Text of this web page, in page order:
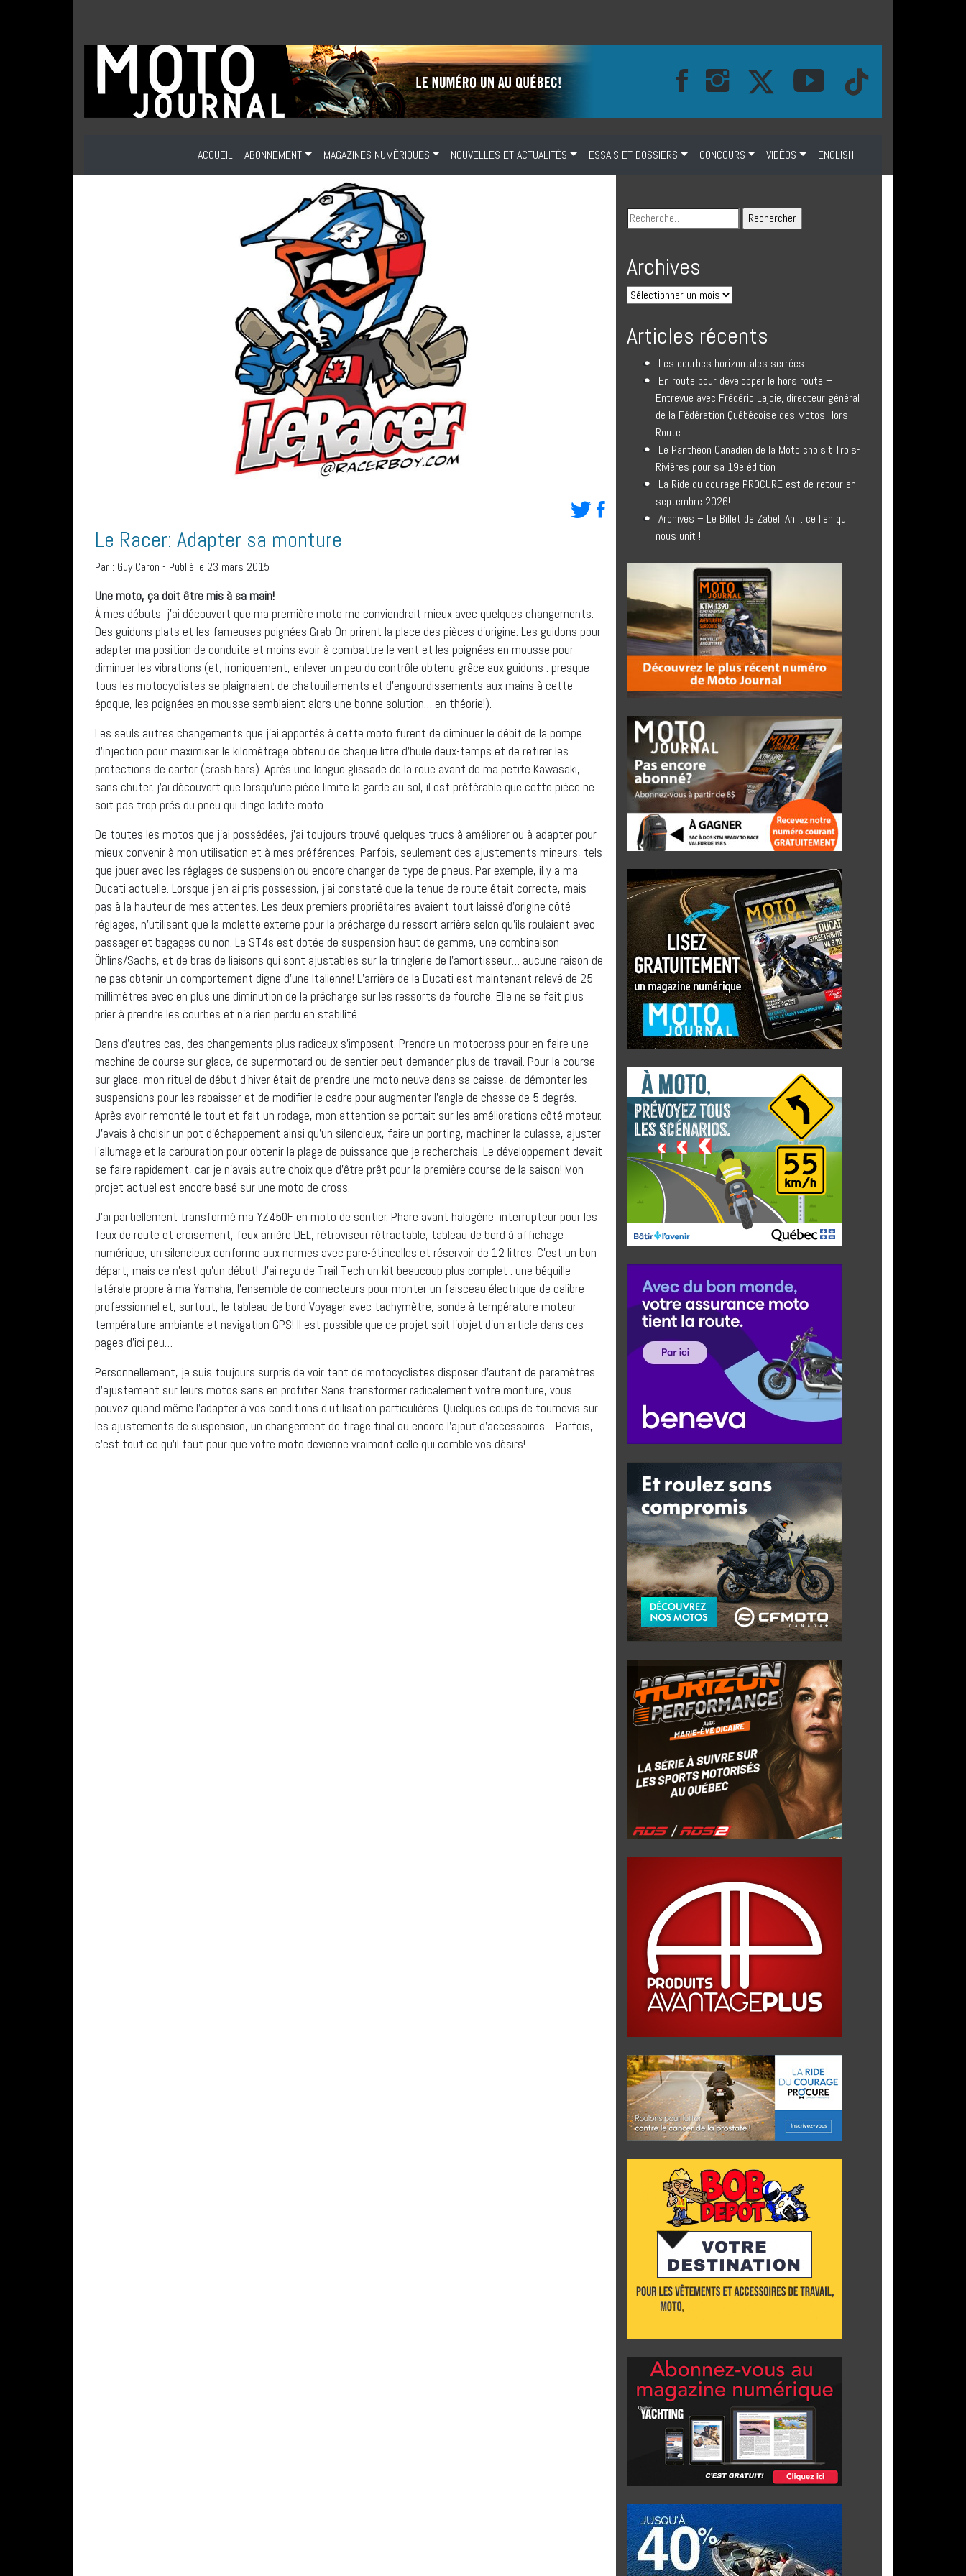
ACCUEIL ABONNEMENT MAGAZINES NUMÉRIQUES NOUVELLES ET ACTUALITÉS ESSAIS ET DOSSIERS CONCOURS VIDÉOS ENGLISH
Le Racer: Adapter sa monture
Par : Guy Caron - Publié le 23 mars 2015
Une moto, ça doit être mis à sa main!
À mes débuts, j’ai découvert que ma première moto me conviendrait mieux avec quelques changements.
Des guidons plats et les fameuses poignées Grab-On prirent la place des pièces d’origine. Les guidons pour
adapter ma position de conduite et moins avoir à combattre le vent et les poignées en mousse pour
diminuer les vibrations (et, ironiquement, enlever un peu du contrôle obtenu grâce aux guidons : presque
tous les motocyclistes se plaignaient de chatouillements et d’engourdissements aux mains à cette
époque, les poignées en mousse semblaient alors une bonne solution… en théorie!).
Les seuls autres changements que j’ai apportés à cette moto furent de diminuer le débit de la pompe
d’injection pour maximiser le kilométrage obtenu de chaque litre d’huile deux-temps et de retirer les
protections de carter (crash bars). Après une longue glissade de la roue avant de ma petite Kawasaki,
sans chuter, j’ai découvert que lorsqu’une pièce limite la garde au sol, il est préférable que cette pièce ne
soit pas trop près du pneu qui dirige ladite moto.
De toutes les motos que j’ai possédées, j’ai toujours trouvé quelques trucs à améliorer ou à adapter pour
mieux convenir à mon utilisation et à mes préférences. Parfois, seulement des ajustements mineurs, tels
que jouer avec les réglages de suspension ou encore changer de type de pneus. Par exemple, il y a ma
Ducati actuelle. Lorsque j’en ai pris possession, j’ai constaté que la tenue de route était correcte, mais
pas à la hauteur de mes attentes. Les deux premiers propriétaires avaient tout laissé d’origine côté
réglages, n’utilisant que la molette externe pour la précharge du ressort arrière selon qu’ils roulaient avec
passager et bagages ou non. La ST4s est dotée de suspension haut de gamme, une combinaison
Öhlins/Sachs, et de bras de liaisons qui sont ajustables sur la tringlerie de l’amortisseur… aucune raison de
ne pas obtenir un comportement digne d’une Italienne! L’arrière de la Ducati est maintenant relevé de 25
millimètres avec en plus une diminution de la précharge sur les ressorts de fourche. Elle ne se fait plus
prier à prendre les courbes et n’a rien perdu en stabilité.
Dans d’autres cas, des changements plus radicaux s’imposent. Prendre un motocross pour en faire une
machine de course sur glace, de supermotard ou de sentier peut demander plus de travail. Pour la course
sur glace, mon rituel de début d’hiver était de prendre une moto neuve dans sa caisse, de démonter les
suspensions pour les rabaisser et de modifier le cadre pour augmenter l’angle de chasse de 5 degrés.
Après avoir remonté le tout et fait un rodage, mon attention se portait sur les améliorations côté moteur.
J’avais à choisir un pot d’échappement ainsi qu’un silencieux, faire un porting, machiner la culasse, ajuster
l’allumage et la carburation pour obtenir la plage de puissance que je recherchais. Le développement devait
se faire rapidement, car je n’avais autre choix que d’être prêt pour la première course de la saison! Mon
projet actuel est encore basé sur une moto de cross.
J’ai partiellement transformé ma YZ450F en moto de sentier. Phare avant halogène, interrupteur pour les
feux de route et croisement, feux arrière DEL, rétroviseur rétractable, tableau de bord à affichage
numérique, un silencieux conforme aux normes avec pare-étincelles et réservoir de 12 litres. C’est un bon
départ, mais ce n’est qu’un début! J’ai reçu de Trail Tech un kit beaucoup plus complet : une béquille
latérale propre à ma Yamaha, l’ensemble de connecteurs pour monter un faisceau électrique de calibre
professionnel et, surtout, le tableau de bord Voyager avec tachymètre, sonde à température moteur,
température ambiante et navigation GPS! Il est possible que ce projet soit l’objet d’un article dans ces
pages d’ici peu…
Personnellement, je suis toujours surpris de voir tant de motocyclistes disposer d’autant de paramètres
d’ajustement sur leurs motos sans en profiter. Sans transformer radicalement votre monture, vous
pouvez quand même l’adapter à vos conditions d’utilisation particulières. Quelques coups de tournevis sur
les ajustements de suspension, un changement de tirage final ou encore l’ajout d’accessoires… Parfois,
c’est tout ce qu’il faut pour que votre moto devienne vraiment celle qui comble vos désirs!
Archives
Articles récents
Les courbes horizontales serrées
En route pour développer le hors route –
Entrevue avec Frédéric Lajoie, directeur général
de la Fédération Québécoise des Motos Hors
Route
Le Panthéon Canadien de la Moto choisit Trois-
Rivières pour sa 19e édition
La Ride du courage PROCURE est de retour en
septembre 2026!
Archives – Le Billet de Zabel. Ah… ce lien qui
nous unit !